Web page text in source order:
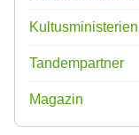
Kultusministerien
Tandempartner
Magazin